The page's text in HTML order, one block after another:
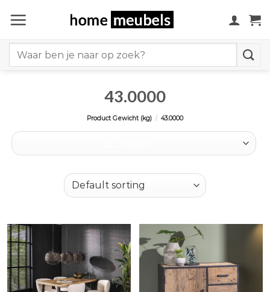
naar
for:
43.0000
Product Gewicht (kg) / 43.0000